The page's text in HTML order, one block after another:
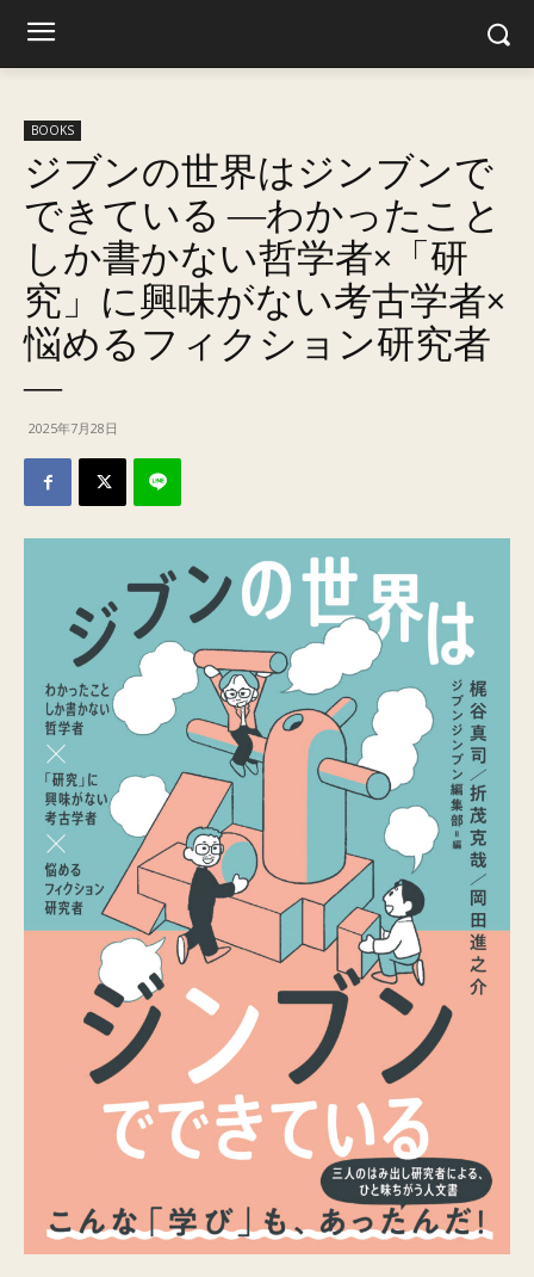
BOOKS
ジブンの世界はジンブンで
できている ―わかったこと
しか書かない哲学者×「研
究」に興味がない考古学者×
悩めるフィクション研究者
―
2025年7月28日